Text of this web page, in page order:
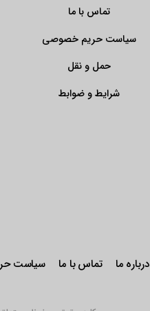
تماس با ما
سیاست حریم خصوصی
حمل و نقل
شرایط و ضوابط
درباره ما تماس با ما سیاست